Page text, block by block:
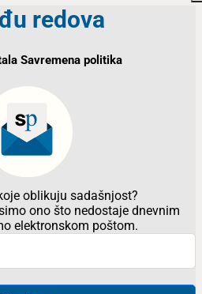
redova
Savremena politika
oblikuju sadašnjost?
ono što nedostaje dnevnim
elektronskom poštom.